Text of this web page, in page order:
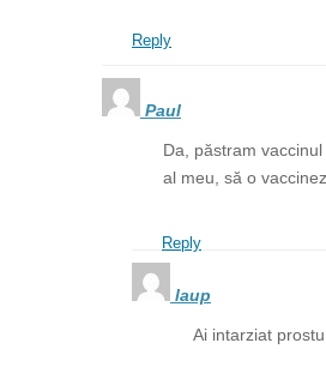
Reply
Paul
Da, păstram
al meu, să o
Reply
laup
Ai intarziat prostu